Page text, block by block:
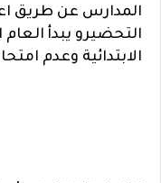
المدارس عن طريق
التحضيرو يبدأ
الابتدائية وعدم